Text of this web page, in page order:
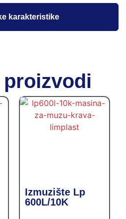
karakteristike
proizvodi
Izmuzište Lp
600L/10K